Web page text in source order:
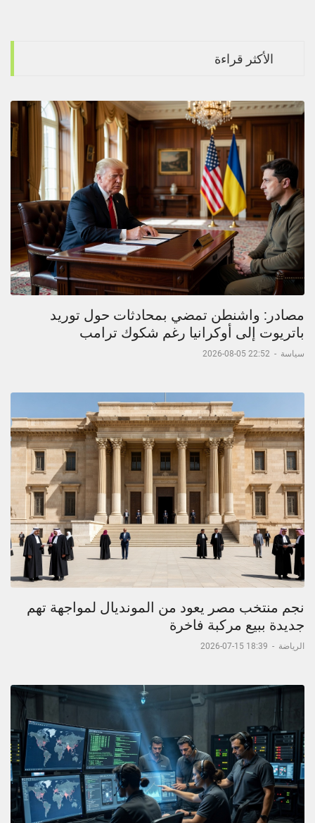
الأكثر قراءة
مصادر: واشنطن تمضي بمحادثات حول توريد
باتريوت إلى أوكرانيا رغم شكوك ترامب
سياسة -
22:52 05-08-2026
نجم منتخب مصر يعود من المونديال لمواجهة تهم
جديدة ببيع مركبة فاخرة
الرياضة -
18:39 15-07-2026